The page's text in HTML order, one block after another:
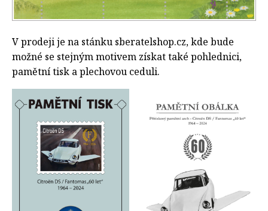
V prodeji je na stánku sberatelshop.cz, kde bude
možné se stejným motivem získat také pohlednici,
pamětní tisk a plechovou ceduli.